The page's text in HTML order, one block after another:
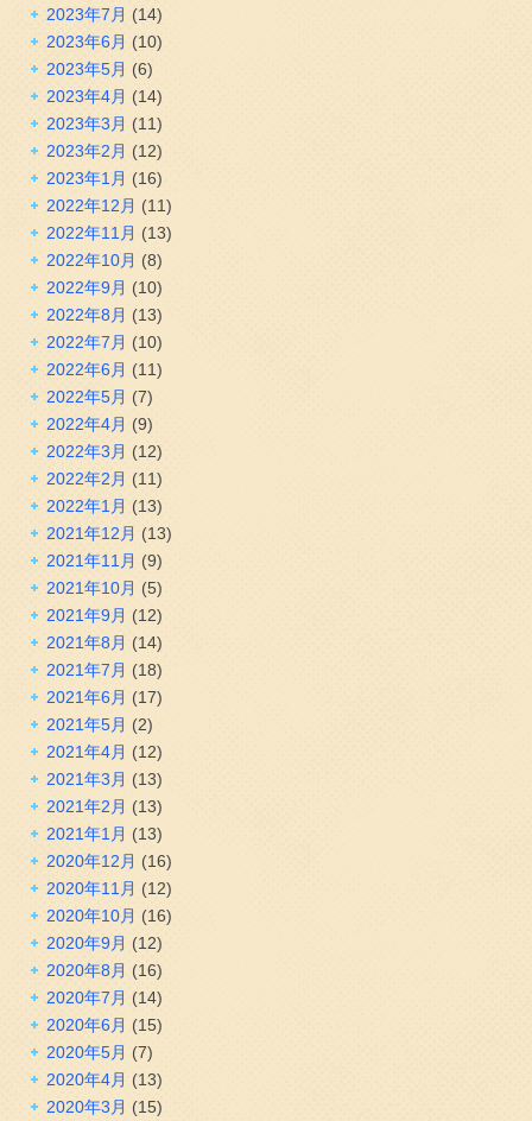
2023年7月 (14)
2023年6月 (10)
2023年5月 (6)
2023年4月 (14)
2023年3月 (11)
2023年2月 (12)
2023年1月 (16)
2022年12月 (11)
2022年11月 (13)
2022年10月 (8)
2022年9月 (10)
2022年8月 (13)
2022年7月 (10)
2022年6月 (11)
2022年5月 (7)
2022年4月 (9)
2022年3月 (12)
2022年2月 (11)
2022年1月 (13)
2021年12月 (13)
2021年11月 (9)
2021年10月 (5)
2021年9月 (12)
2021年8月 (14)
2021年7月 (18)
2021年6月 (17)
2021年5月 (2)
2021年4月 (12)
2021年3月 (13)
2021年2月 (13)
2021年1月 (13)
2020年12月 (16)
2020年11月 (12)
2020年10月 (16)
2020年9月 (12)
2020年8月 (16)
2020年7月 (14)
2020年6月 (15)
2020年5月 (7)
2020年4月 (13)
2020年3月 (15)